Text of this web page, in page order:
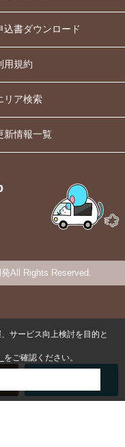
込書ダウンロード
用規約
リア検索
新情報一覧
All Rights Reserved.
サービス向上検討を目的と
をご確認ください。